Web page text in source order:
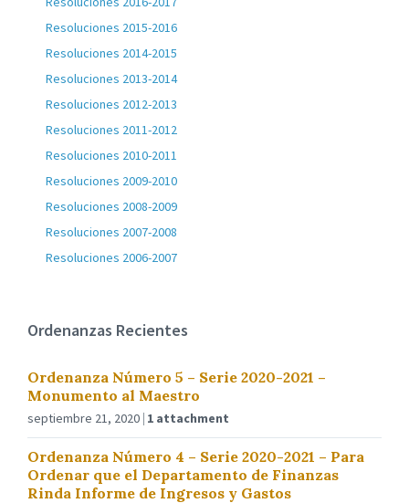
Resoluciones 2015-2016
Resoluciones 2014-2015
Resoluciones 2013-2014
Resoluciones 2012-2013
Resoluciones 2011-2012
Resoluciones 2010-2011
Resoluciones 2009-2010
Resoluciones 2008-2009
Resoluciones 2007-2008
Resoluciones 2006-2007
Ordenanzas Recientes
Ordenanza Número 5 – Serie 2020-2021 –
Monumento al Maestro
septiembre 21, 2020 1 attachment
Ordenanza Número 4 – Serie 2020-2021 – Para
Ordenar que el Departamento de Finanzas
Rinda Informe de Ingresos y Gastos